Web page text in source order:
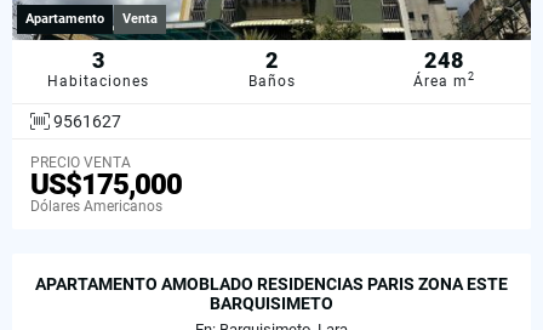
Apartamento Venta
3
Habitaciones
2
Baños
248
Área m2
9561627
PRECIO VENTA
US$175,000
Dólares Americanos
APARTAMENTO AMOBLADO RESIDENCIAS PARIS ZONA ESTE
BARQUISIMETO